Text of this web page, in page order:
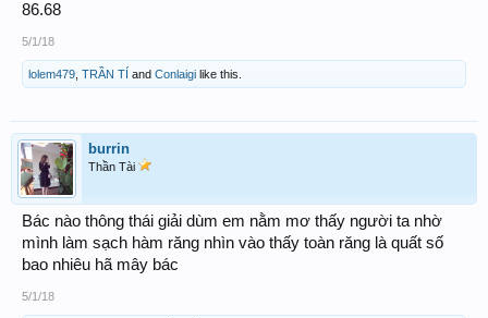
86.68
5/1/18
lolem479 TRẦN TÍ and Conlaigi like this.
burrin
Thần Tài
Bác nào thông thái giải dùm em nằm mơ thấy người ta nhờ
mình làm sạch hàm răng nhìn vào thấy toàn răng là quất số
bao nhiêu hã mây bác
5/1/18